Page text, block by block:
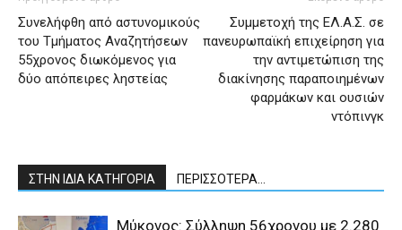
Συνελήφθη από αστυνομικούς
του Τμήματος Αναζητήσεων
55χρονος διωκόμενος για
δύο απόπειρες ληστείας
Συμμετοχή της ΕΛ.Α.Σ. σε
πανευρωπαϊκή επιχείρηση για
την αντιμετώπιση της
διακίνησης παραποιημένων
φαρμάκων και ουσιών
ντόπινγκ
ΣΤΗΝ ΙΔΙΑ ΚΑΤΗΓΟΡΙΑ ΠΕΡΙΣΣΟΤΕΡΑ...
Μύκονος: Σύλληψη 56χρονου με 2.280